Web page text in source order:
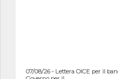
07/08/26 - Lettera OICE per il
Governo per il ...